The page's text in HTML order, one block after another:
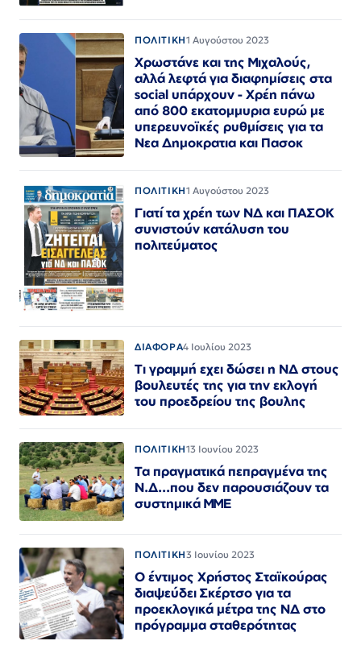
ΠΟΛΙΤΙΚΗ1 Αυγούστου 2023
Χρωστάνε και της Μιχαλούς,
αλλά λεφτά για διαφημίσεις στα
social υπάρχουν - Χρέη πάνω
από 800 εκατομμυρια ευρώ με
υπερευνοϊκές ρυθμίσεις για τα
Νεα Δημοκρατια και Πασοκ
ΠΟΛΙΤΙΚΗ1 Αυγούστου 2023
Γιατί τα χρέη των ΝΔ και ΠΑΣΟΚ
συνιστούν κατάλυση του
πολιτεύματος
ΔΙΑΦΟΡΑ4 Ιουλίου 2023
Τι γραμμή εχει δώσει η ΝΔ στους
βουλευτές της για την εκλογή
του προεδρείου της βουλης
ΠΟΛΙΤΙΚΗ13 Ιουνίου 2023
Τα πραγματικά πεπραγμένα της
Ν.Δ...που δεν παρουσιάζουν τα
συστημικά ΜΜΕ
ΠΟΛΙΤΙΚΗ3 Ιουνίου 2023
Ο έντιμος Χρήστος Σταϊκούρας
διαψεύδει Σκέρτσο για τα
προεκλογικά μέτρα της ΝΔ στο
πρόγραμμα σταθερότητας